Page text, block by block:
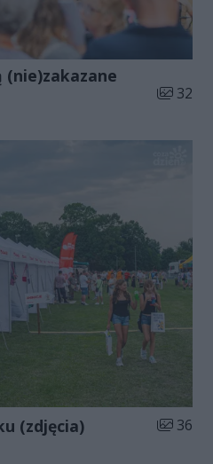
(nie)zakazane
Liczba
32
(zdjęcia) Liczba
36